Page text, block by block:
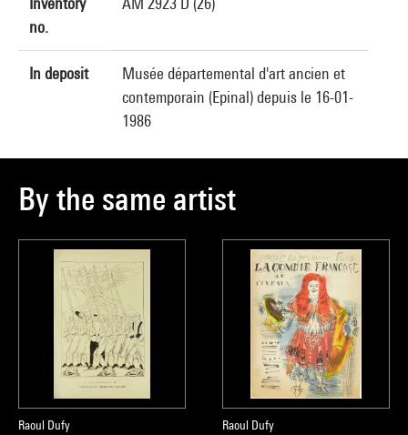
no.
In deposit
Musée départemental d'art ancien et
contemporain (Epinal) depuis le 16-01-
1986
By the same artist
Raoul Dufy
Raoul Dufy